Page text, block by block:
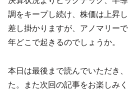
調をキープし続け、株価は上昇
差し掛かりますが、 アノマリー
年どこで起きるのでしょうか。
本日は最後まで読んでいただき
た。また次回の記事をお楽しみく